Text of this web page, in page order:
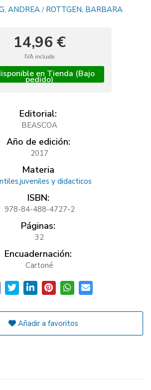
ANDREA / ROTTGEN, BARBARA
14,96 €
IVA incluido
en Tienda (Bajo
pedido)
Editorial:
BEASCOA
Año de edición:
2017
Materia
y didacticos
ISBN:
978-84-488-4727-2
Páginas:
32
Encuadernación:
Cartoné
Añadir a favoritos